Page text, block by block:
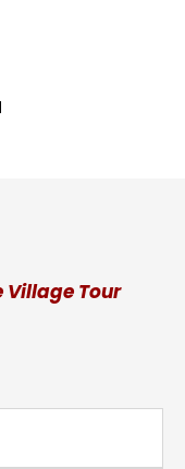
Village Tour